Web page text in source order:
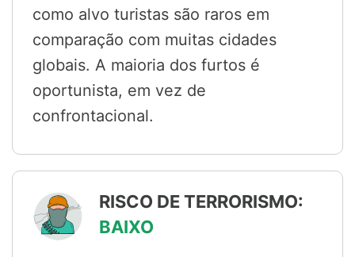
como alvo turistas são raros em
comparação com muitas cidades
globais. A maioria dos furtos é
oportunista, em vez de
confrontacional.
RISCO DE TERRORISMO:
BAIXO